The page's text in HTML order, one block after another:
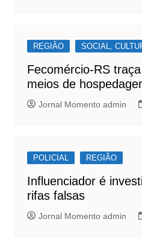
REGIÃO SOCIAL,
Fecomércio-RS
meios de
Jornal Momento admin
POLICIAL REGIÃO
Influenciador é
rifas falsas
Jornal Momento admin